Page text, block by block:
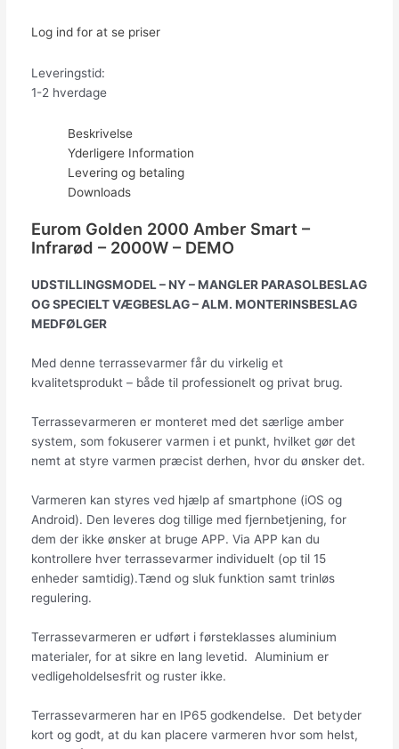
Log ind for at se priser
Leveringstid:
1-2 hverdage
Beskrivelse
Yderligere Information
Levering og betaling
Downloads
Eurom Golden 2000 Amber Smart –
Infrarød – 2000W – DEMO
UDSTILLINGSMODEL – NY – MANGLER PARASOLBESLAG
OG SPECIELT VÆGBESLAG – ALM. MONTERINSBESLAG
MEDFØLGER
Med denne terrassevarmer får du virkelig et
kvalitetsprodukt – både til professionelt og privat brug.
Terrassevarmeren er monteret med det særlige amber
system, som fokuserer varmen i et punkt, hvilket gør det
nemt at styre varmen præcist derhen, hvor du ønsker det.
Varmeren kan styres ved hjælp af smartphone (iOS og
Android). Den leveres dog tillige med fjernbetjening, for
dem der ikke ønsker at bruge APP. Via APP kan du
kontrollere hver terrassevarmer individuelt (op til 15
enheder samtidig).Tænd og sluk funktion samt trinløs
regulering.
Terrassevarmeren er udført i førsteklasses aluminium
materialer, for at sikre en lang levetid. Aluminium er
vedligeholdelsesfrit og ruster ikke.
Terrassevarmeren har en IP65 godkendelse. Det betyder
kort og godt, at du kan placere varmeren hvor som helst,